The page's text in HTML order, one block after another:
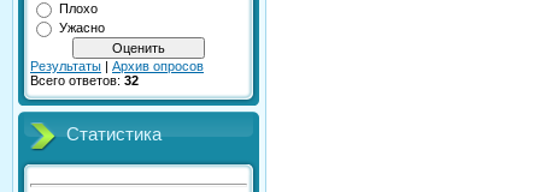
Плохо
Ужасно
Результаты | Архив опросов
Всего ответов: 32
Статистика